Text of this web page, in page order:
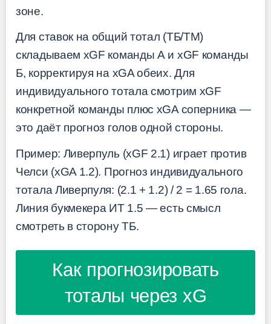
зоне.
Для ставок на общий тотал (ТБ/ТМ)
складываем xGF команды А и xGF команды
Б, корректируя на xGA обеих. Для
индивидуального тотала смотрим xGF
конкретной команды плюс xGA соперника —
это даёт прогноз голов одной стороны.
Пример: Ливерпуль (xGF 2.1) играет против
Челси (xGA 1.2). Прогноз индивидуального
тотала Ливерпуля: (2.1 + 1.2) / 2 = 1.65 гола.
Линия букмекера ИТ 1.5 — есть смысл
смотреть в сторону ТБ.
Как прогнозировать
тоталы через xG